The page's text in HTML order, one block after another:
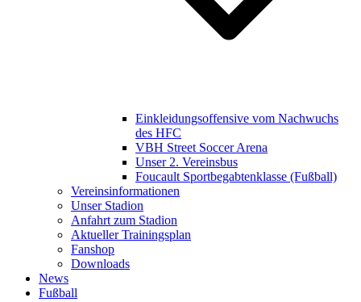
Einkleidungsoffensive vom Nachwuchs
des HFC
VBH Street Soccer Arena
Unser 2. Vereinsbus
Foucault Sportbegabtenklasse (Fußball)
Vereinsinformationen
Unser Stadion
Anfahrt zum Stadion
Aktueller Trainingsplan
Fanshop
Downloads
News
Fußball